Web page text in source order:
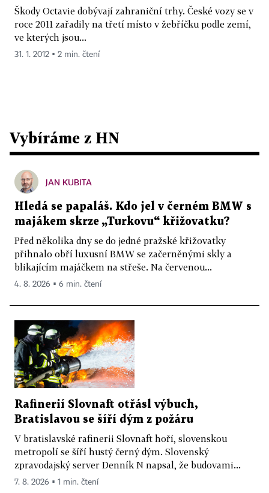
Škody Octavie dobývají zahraniční trhy. České vozy se v
roce 2011 zařadily na třetí místo v žebříčku podle zemí,
ve kterých jsou...
31. 1. 2012 ▪ 2 min. čtení
Vybíráme z HN
JAN KUBITA
Hledá se papaláš. Kdo jel v černém BMW s
majákem skrze „Turkovu“ křižovatku?
Před několika dny se do jedné pražské křižovatky
přihnalo obří luxusní BMW se začerněnými skly a
blikajícím majáčkem na střeše. Na červenou...
4. 8. 2026 ▪ 6 min. čtení
Rafinerií Slovnaft otřásl výbuch,
Bratislavou se šíří dým z požáru
V bratislavské rafinerii Slovnaft hoří, slovenskou
metropolí se šíří hustý černý dým. Slovenský
zpravodajský server Denník N napsal, že budovami...
7. 8. 2026 ▪ 1 min. čtení